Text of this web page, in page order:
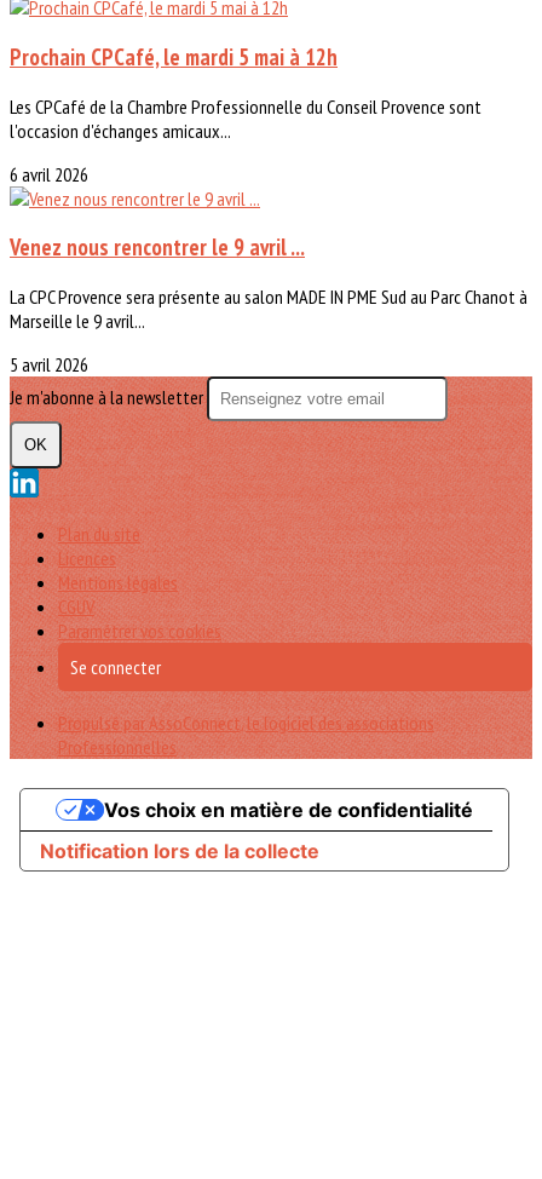
Prochain CPCafé, le mardi 5 mai à 12h
Les CPCafé de la Chambre Professionnelle du Conseil Provence sont
l'occasion d'échanges amicaux...
6 avril 2026
Venez nous rencontrer le 9 avril ...
La CPC Provence sera présente au salon MADE IN PME Sud au Parc Chanot à
Marseille le 9 avril...
5 avril 2026
Je m'abonne à la newsletter
OK
Plan du site
Licences
Mentions légales
CGUV
Paramétrer vos cookies
Se connecter
Propulsé par AssoConnect, le logiciel des associations
Professionnelles
Notification lors de la collecte
Vos choix en matière de confidentialité